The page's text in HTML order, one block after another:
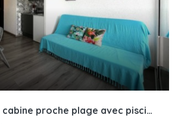
Studio double cabine proche plage avec piscine